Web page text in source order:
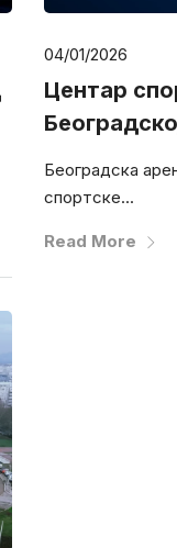
04/01/2026
Центар
Београдска
спортске...
Read More